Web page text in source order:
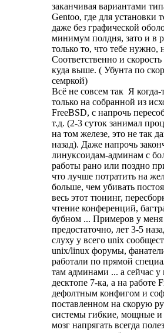
заканчивая вариантами
Gentoo, где для установки
даже без графической
минимум полдня, зато и в
только то, что тебе нужно,
Соответственно и
куда выше. ( Убунта по
семркой)
Всё не совсем так Я когда-
только на собранной из
FreeBSD, с напрочь
т.д. (2-3 суток занимал
на том железе, это не так
назад). Даже напрочь
линуксоидам-админам с
работы рано или поздно
что лучше потратить на
больше, чем убивать
весь этот тюнинг,
чтение конференций,
бубном ... Примеров у меня
предостаточно, лет 3-5
слуху у всего unix
unix/linux форумы,
работали по прямой
там админами ... а сейчас у
десктопе 7-ка, а на работе
дефолтным конфигом и
поставленном на скорую
системы гибкие, мощные и
мозг напрягать всегда